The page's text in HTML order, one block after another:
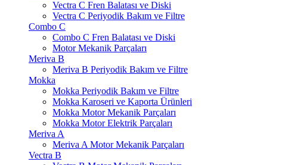
Vectra C Fren Balatası ve Diski
Vectra C Periyodik Bakım ve Filtre
Combo C
Combo C Fren Balatası ve Diski
Motor Mekanik Parçaları
Meriva B
Meriva B Periyodik Bakım ve Filtre
Mokka
Mokka Periyodik Bakım ve Filtre
Mokka Karoseri ve Kaporta Ürünleri
Mokka Motor Mekanik Parçaları
Mokka Motor Elektrik Parçaları
Meriva A
Meriva A Motor Mekanik Parçaları
Vectra B